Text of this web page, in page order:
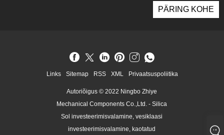
PÄRING KOHE
Links Sitemap RSS XML Privaatsuspoliitika
Autoriõigus © 2022 Ningbo Zhiye
Mechanical Components Co.,Ltd. - Silica
Sol investeerimisvalamine, vesiklaasi
investeerimisvalamine, kaotatud